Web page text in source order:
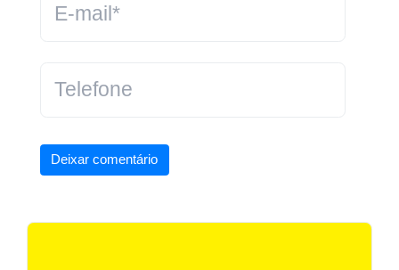
Deixar comentário